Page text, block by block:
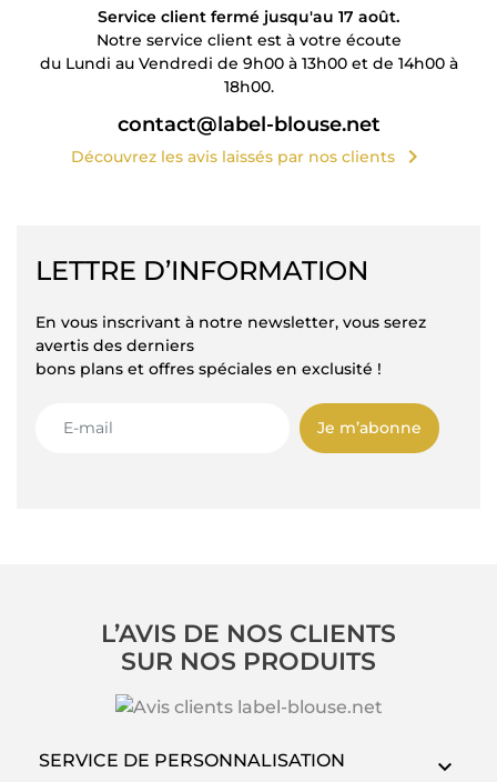
Service client fermé jusqu'au 17 août.
Notre service client est à votre écoute
du Lundi au Vendredi de 9h00 à 13h00 et de 14h00 à
18h00.
contact@label-blouse.net
Découvrez les avis laissés par nos clients chevron_right
LETTRE D’INFORMATION
En vous inscrivant à notre newsletter, vous serez
avertis des derniers
bons plans et offres spéciales en exclusité !
Je m’abonne
L’AVIS DE NOS CLIENTS
SUR NOS PRODUITS
SERVICE DE PERSONNALISATION